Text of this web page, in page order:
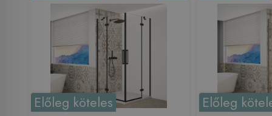
Előleg köteles Előleg